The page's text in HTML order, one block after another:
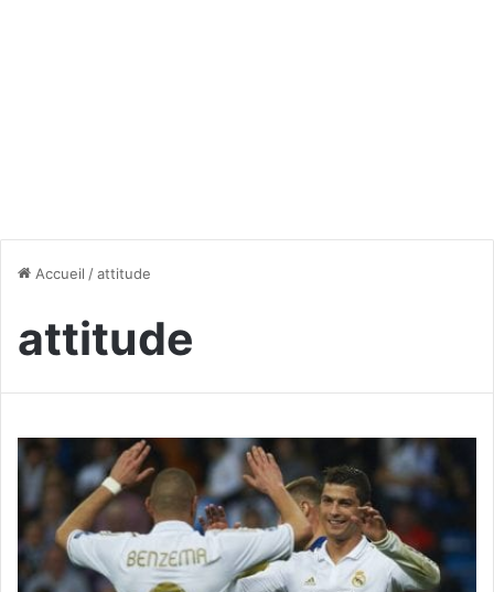
Accueil /attitude
attitude